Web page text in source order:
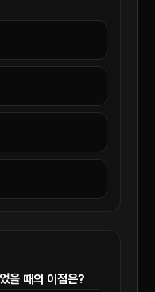
을 때의 이점은?